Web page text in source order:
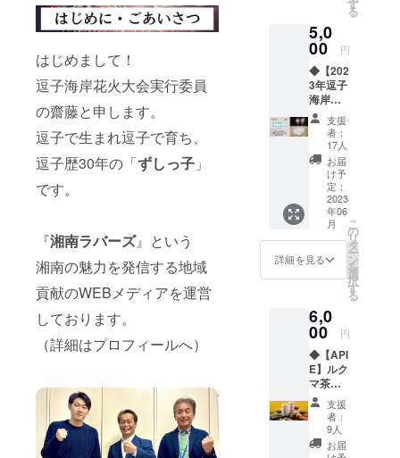
はじめまして！
逗子海岸花火大会実行委員
の齋藤と申します。
逗子で生まれ逗子で育ち、
逗子歴30年の「ずしっ子 」
です。
『湘南ラバーズ』という
湘南の魅力を発信する地域
貢献のWEBメディアを運営
しております。
（詳細はプロフィールへ）
を提供
させて
頂きま
す。
年逗子
海岸花
火大会
支援者
一覧】
にお名
前を掲
載させ
て頂き
ます。
・お礼
のメー
ル送付
・HPヘ
お名前
掲載 ※
支援
載を希
望され
るお名
前をご
記入く
ださ
い。 ※
掲載期
間：花
火大会
す
る
5,0
00 円
◆【202
3年逗子
海岸花
火大会
DVD】
当日の
花火大
会の様
子を
J:COM
様に撮
影して
頂いた
DVDを
発送致
しま
動画の
内容：
花火大
会の最
初から
最後ま
での映
像 ・収
録時
間：約
支援
者：
17人
お届
け予
定：
2023
年06
月
詳細を見る
こ
の
リ
タ
ー
ン
を
選
択
す
る
6,0
00 円
◆【API
E】ルク
マ茶の
ギフト
セット
＝＝＝
＝＝＝
＝＝＝
支援
者：
9人
お届